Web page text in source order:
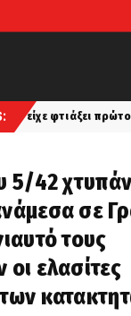
πρώτος την
5/42
σε
τους
ελασίτες